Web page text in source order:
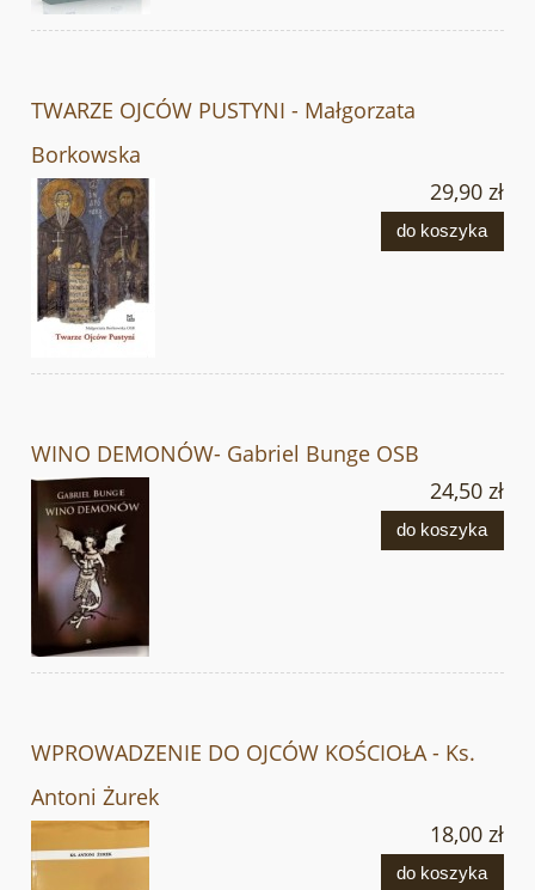
TWARZE OJCÓW PUSTYNI - Małgorzata
Borkowska
29,90 zł
do koszyka
WINO DEMONÓW- Gabriel Bunge OSB
24,50 zł
do koszyka
WPROWADZENIE DO OJCÓW KOŚCIOŁA - Ks.
Antoni Żurek
18,00 zł
do koszyka